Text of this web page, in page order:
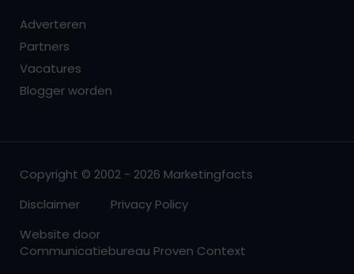
Adverteren
Partners
Vacatures
Blogger worden
Copyright © 2002 - 2026 Marketingfacts
Disclaimer
Privacy Policy
Website door
Communicatiebureau Proven Context